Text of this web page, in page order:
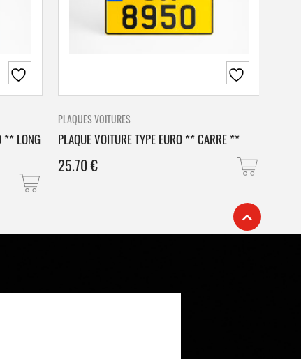
** LONG
PLAQUES VOITURES
PLAQUE VOITURE TYPE EURO ** CARRE **
25.70€